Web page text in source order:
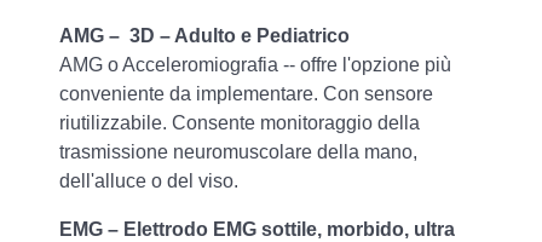
AMG – 3D – Adulto e Pediatrico
AMG o Acceleromiografia -- offre l'opzione più
conveniente da implementare. Con sensore
riutilizzabile. Consente monitoraggio della
trasmissione neuromuscolare della mano,
dell'alluce o del viso.
EMG – Elettrodo EMG sottile, morbido, ultra